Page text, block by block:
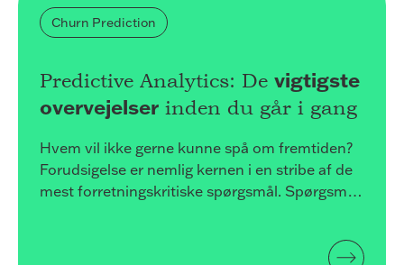
Churn Prediction
Predictive Analytics: De vigtigste
overvejelser inden du går i gang
Hvem vil ikke gerne kunne spå om fremtiden?
Forudsigelse er nemlig kernen i en stribe af de
mest forretningskritiske spørgsmål. Spørgsmål
”Hvilke af vores kunder er i fare for at forlade